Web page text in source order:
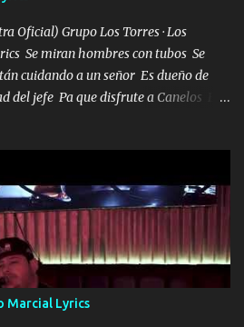
Oficial) Grupo Los Torres · Los
Se miran hombres con tubos Se
cuidando a un señor Es dueño de
del jefe Pa que disfrute a Canelos Es
es platica de grandes por eso hay
para atender los deberes
problema de confianza tengo gente
y también Pariente 7 arreglan
cuestión que ordené NOS HACE
ERA EL 24 SIEMPRE FUE UN
M'URIÓ PELEAND0 SIEMPRE
Marcial Lyrics